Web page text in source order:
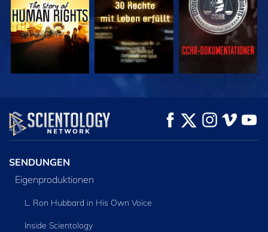
ANSEHEN
SERIE
ENTDECKEN
SENDUNGEN
Eigenproduktionen
L. Ron Hubbard in His Own Voice
Inside Scientology